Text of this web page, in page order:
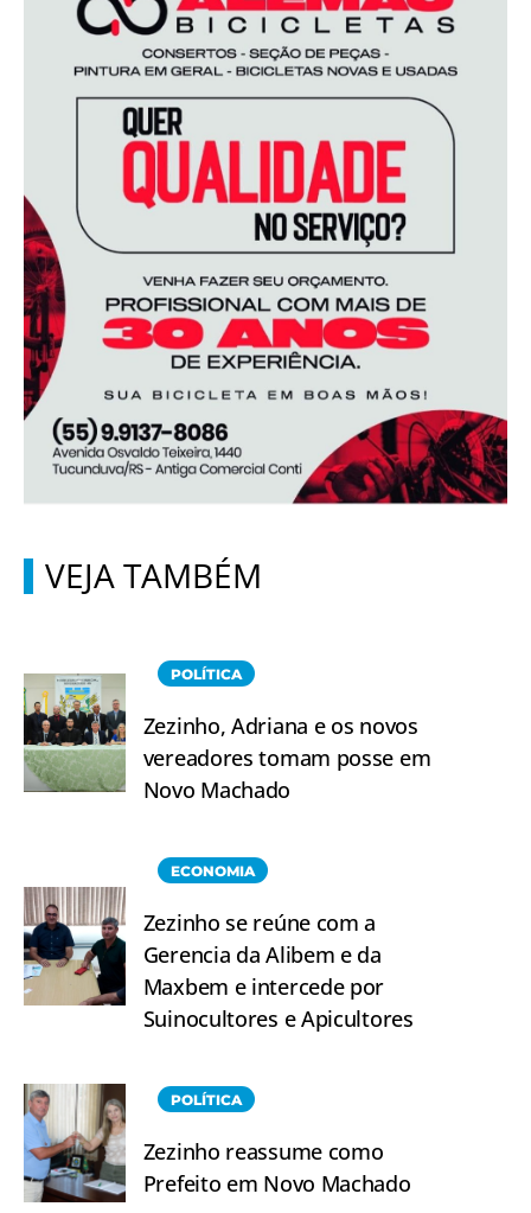
VEJA TAMBÉM
POLÍTICA
Zezinho, Adriana e os novos
vereadores tomam posse em
Novo Machado
ECONOMIA
Zezinho se reúne com a
Gerencia da Alibem e da
Maxbem e intercede por
Suinocultores e Apicultores
POLÍTICA
Zezinho reassume como
Prefeito em Novo Machado